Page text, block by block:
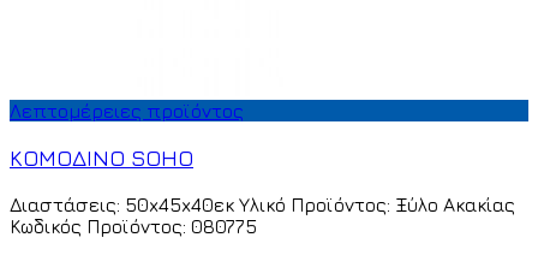
Λεπτομέρειες προϊόντος
ΚΟΜΟΔΙΝΟ SOHO
Διαστάσεις: 50x45x40εκ Υλικό Προϊόντος: Ξύλο Ακακίας
Κωδικός Προϊόντος: 080775